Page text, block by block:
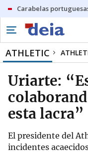
Carabelas
ATHLETIC
Uriarte:
esta lacra”
El presidente del
incidentes